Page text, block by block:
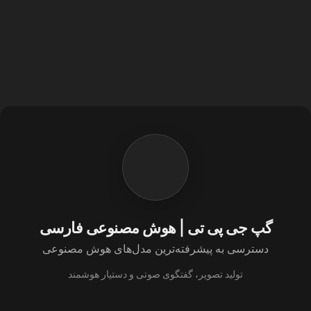
گپ جی پی تی | هوش مصنوعی فارسی
دسترسی به پیشرفته‌ترین مدل‌های هوش مصنوعی
تولید تصویر، گفتگوی صوتی و دستیار هوشمند